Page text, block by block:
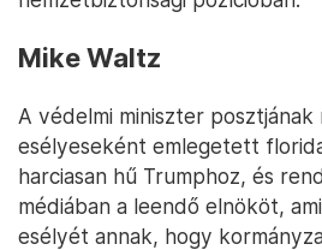
Mike Pompeo beszéde a republikánus
Bár fontolgatta, hogy elindul a
elnökjelölti címért, végül nem
Trump ellen harcolni. Trump
is megemlítette, ami azt jelzi,